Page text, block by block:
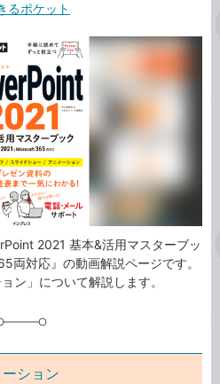
るポケット
2021 基本&活用マスターブッ
対応』の動画解説ページです。
ン」について解説します。
ション